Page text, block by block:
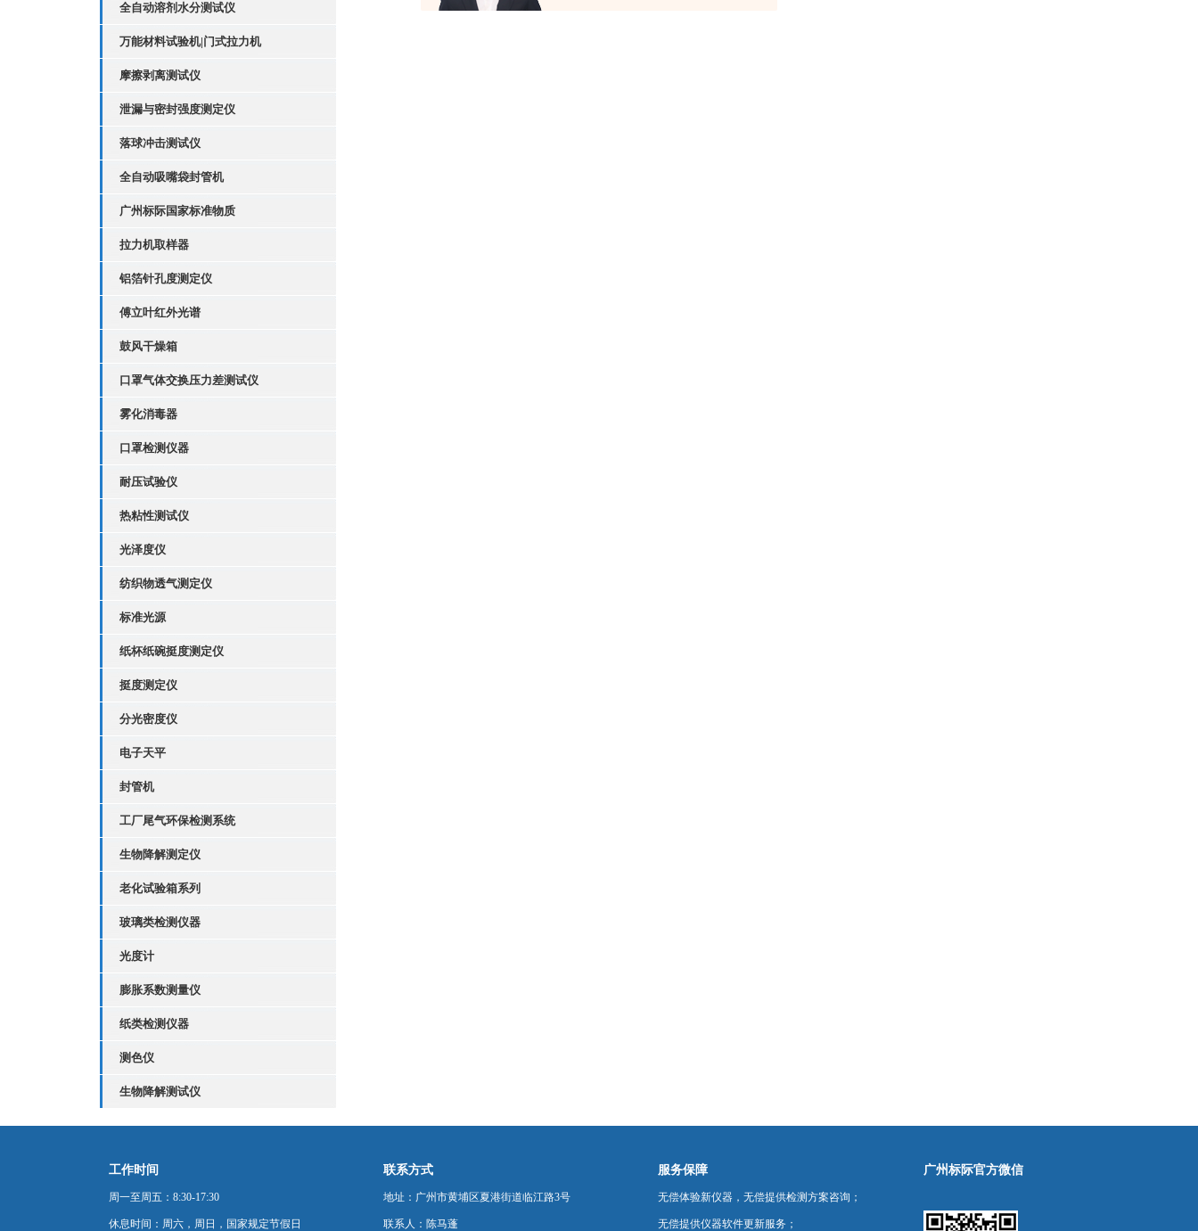
全自动溶剂水分测试仪
万能材料试验机|门式拉力机
摩擦剥离测试仪
泄漏与密封强度测定仪
落球冲击测试仪
全自动吸嘴袋封管机
广州标际国家标准物质
拉力机取样器
铝箔针孔度测定仪
傅立叶红外光谱
鼓风干燥箱
口罩气体交换压力差测试仪
雾化消毒器
口罩检测仪器
耐压试验仪
热粘性测试仪
光泽度仪
纺织物透气测定仪
标准光源
纸杯纸碗挺度测定仪
挺度测定仪
分光密度仪
电子天平
封管机
工厂尾气环保检测系统
生物降解测定仪
老化试验箱系列
玻璃类检测仪器
光度计
膨胀系数测量仪
纸类检测仪器
测色仪
生物降解测试仪
工作时间
周一至周五：8:30-17:30
休息时间：周六，周日，国家规定节假日
联系方式
地址：广州市黄埔区夏港街道临江路3号
联系人：陈马蓬
服务保障
无偿体验新仪器，无偿提供检测方案咨询；
无偿提供仪器软件更新服务；
广州标际官方微信